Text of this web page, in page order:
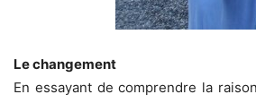
Le changement
En essayant de comprendre la